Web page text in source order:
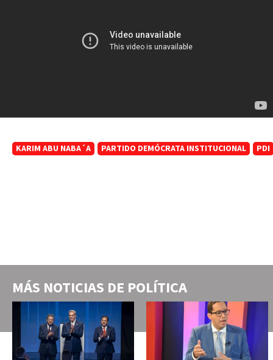
KARIM ABU NABA´A PARTIDO DEMÓCRATA INSTITUCIONAL PDI
MÁS NOTICIAS DE POLÍTICA